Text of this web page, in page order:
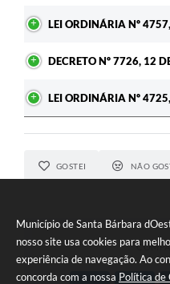
Município de Santa Bárbara
nosso site usa cookies para
experiência de navegação. Ao
concorda com a nossa Política de
LEI ORDINÁRIA Nº
DECRETO Nº 7726, 12
LEI ORDINÁRIA Nº
GOSTEI NÃO